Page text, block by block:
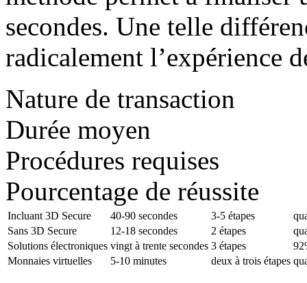
secondes. Une telle
radicalement l’expérience
Nature de transaction
Durée moyen
Procédures requises
Pourcentage de réussite
Incluant 3D Secure 40-90 secondes 3-5 étapes
Sans 3D Secure
12-18 secondes 2 étapes
Solutions électroniques vingt à trente secondes 3 étapes
Monnaies virtuelles
5-10 minutes deux à trois étapes